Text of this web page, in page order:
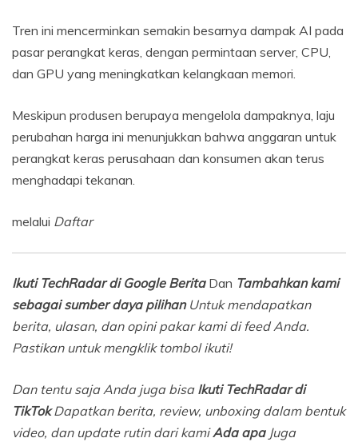
Tren ini mencerminkan semakin besarnya dampak AI pada
pasar perangkat keras, dengan permintaan server, CPU,
dan GPU yang meningkatkan kelangkaan memori.
Meskipun produsen berupaya mengelola dampaknya, laju
perubahan harga ini menunjukkan bahwa anggaran untuk
perangkat keras perusahaan dan konsumen akan terus
menghadapi tekanan.
melalui Daftar
Ikuti TechRadar di Google BeritaDan Tambahkan kami
sebagai sumber daya pilihanUntuk mendapatkan
berita, ulasan, dan opini pakar kami di feed Anda.
Pastikan untuk mengklik tombol ikuti!
Dan tentu saja Anda juga bisa Ikuti TechRadar di
TikTokDapatkan berita, review, unboxing dalam bentuk
video, dan update rutin dari kamiAda apaJuga